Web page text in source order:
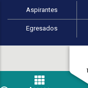
Pasar al contenido
Perfiles de
Aspirantes
Egresados